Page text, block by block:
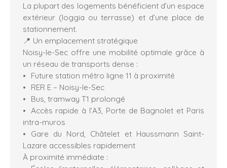
La plupart des logements bénéficient d’un espace
extérieur (loggia ou terrasse) et d’une place de
stationnement.
📍 Un emplacement stratégique
Noisy-le-Sec offre une mobilité optimale grâce à
un réseau de transports dense :
Future station métro ligne 11 à proximité
RER E – Noisy-le-Sec
Bus, tramway T1 prolongé
Accès rapide à l’A3, Porte de Bagnolet et Paris
intra-muros
Gare du Nord, Châtelet et Haussmann Saint-
Lazare accessibles rapidement
À proximité immédiate :